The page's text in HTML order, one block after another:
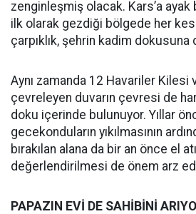
zenginleşmiş olacak. Kars’a ayak
ilk olarak gezdiği bölgede her
çarpıklık, şehrin kadim dokusuna
Aynı zamanda 12 Havariler Kilesi
çevreleyen duvarın çevresi de
doku içerinde bulunuyor. Yıllar
gecekonduların yıkılmasının
bırakılan alana da bir an önce el
değerlendirilmesi de önem arz
PAPAZIN EVİ DE SAHİBİNİ